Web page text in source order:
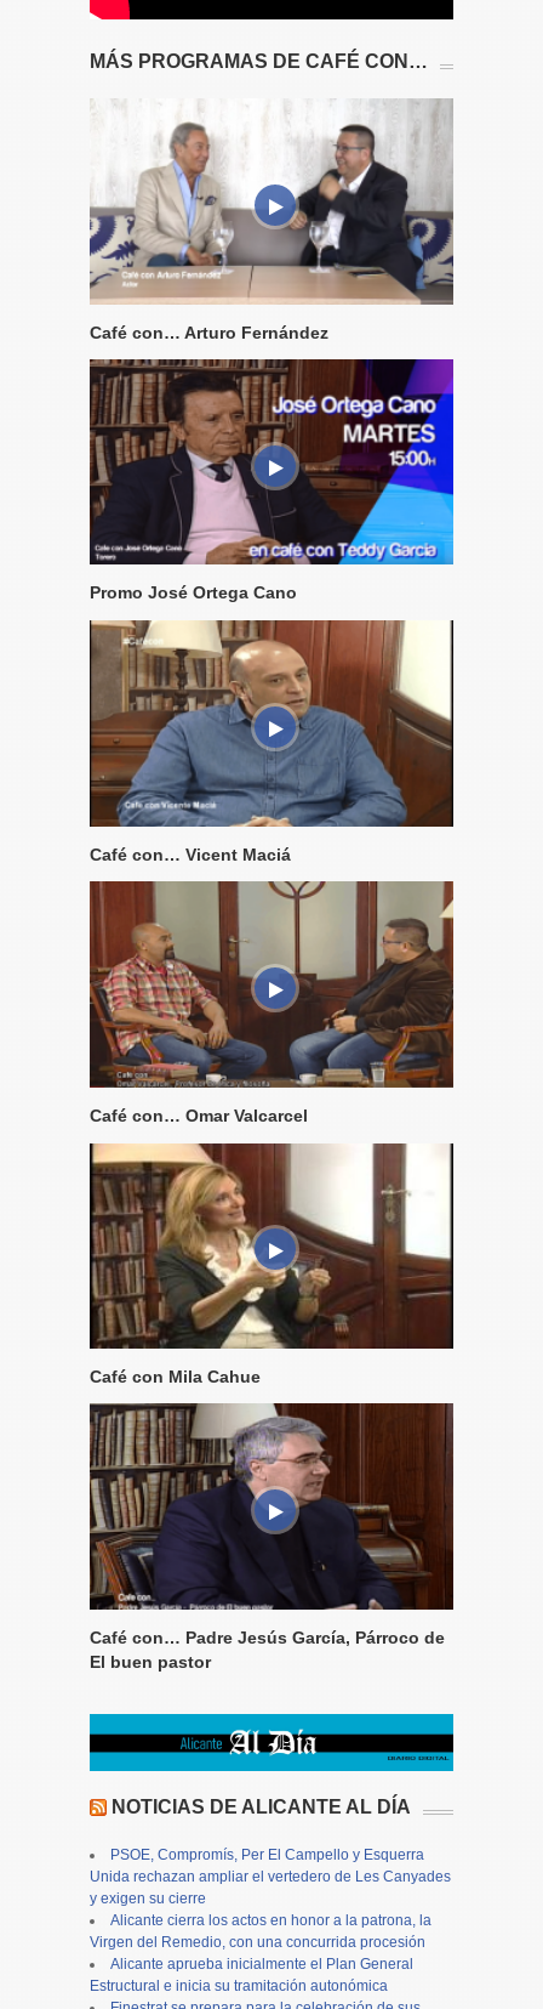
MÁS PROGRAMAS DE CAFÉ CON…
Café con… Arturo Fernández
Promo José Ortega Cano
Café con… Vicent Maciá
Café con… Omar Valcarcel
Café con Mila Cahue
Café con… Padre Jesús García, Párroco de
El buen pastor
NOTICIAS DE ALICANTE AL DÍA
PSOE, Compromís, Per El Campello y Esquerra
Unida rechazan ampliar el vertedero de Les Canyades
y exigen su cierre
Alicante cierra los actos en honor a la patrona, la
Virgen del Remedio, con una concurrida procesión
Alicante aprueba inicialmente el Plan General
Estructural e inicia su tramitación autonómica